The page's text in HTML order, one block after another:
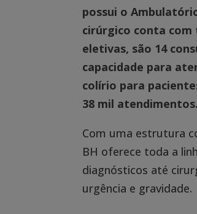
possui o
cirúrgico conta com
eletivas, são 14
capacidade para
colírio para
38 mil atendimentos.
Com uma estrutura
BH oferece toda a
diagnósticos até
urgência e gravidade.